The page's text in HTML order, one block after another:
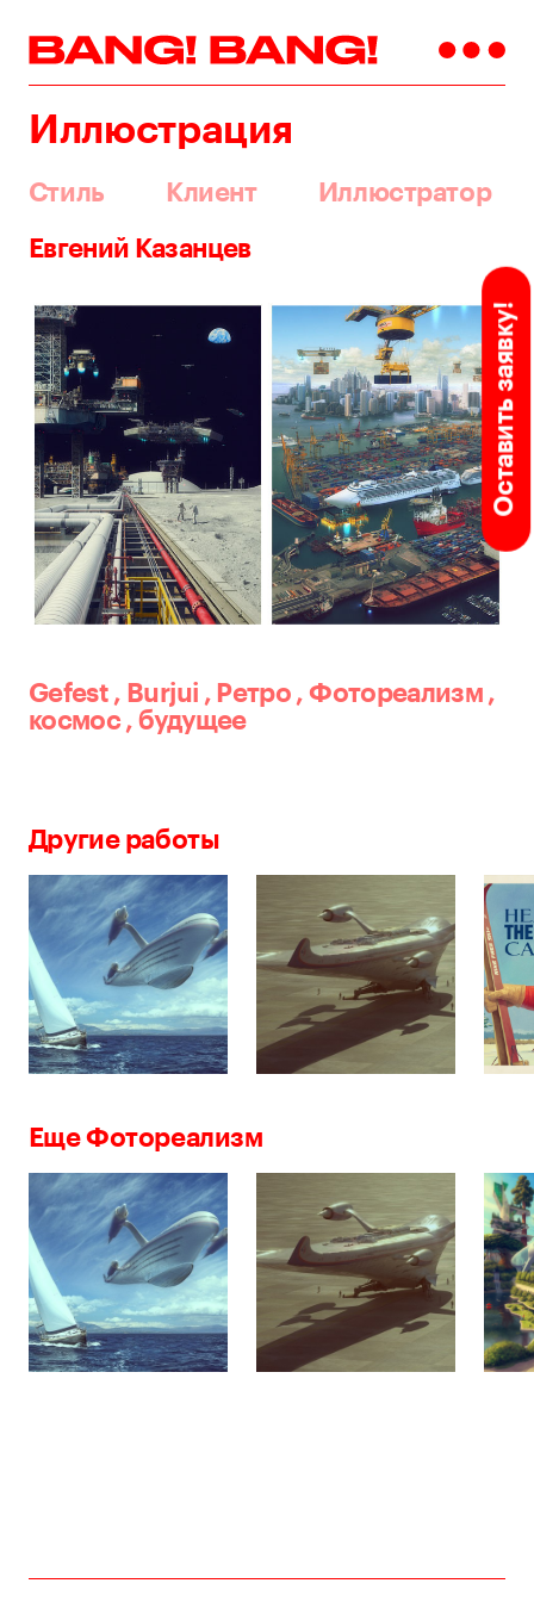
Иллюстрация
Стиль Клиент Иллюстратор
Оставить заявку!
Евгений Казанцев
Gefest , Burjui , Ретро ,Фотореализм ,
космос,будущее
Другие работы
Еще Фотореализм